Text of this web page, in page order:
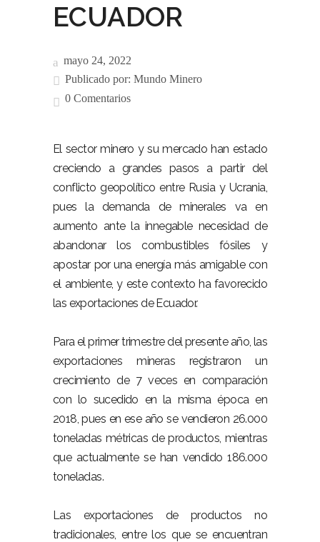
ECUADOR
mayo 24, 2022
Publicado por: Mundo Minero
0 Comentarios
El sector minero y su mercado han estado
creciendo a grandes pasos a partir del
conflicto geopolítico entre Rusia y Ucrania,
pues la demanda de minerales va en
aumento ante la innegable necesidad de
abandonar los combustibles fósiles y
apostar por una energía más amigable con
el ambiente, y este contexto ha favorecido
las exportaciones de Ecuador.
Para el primer trimestre del presente año, las
exportaciones mineras registraron un
crecimiento de 7 veces en comparación
con lo sucedido en la misma época en
2018, pues en ese año se vendieron 26.000
toneladas métricas de productos, mientras
que actualmente se han vendido 186.000
toneladas.
Las exportaciones de productos no
tradicionales, entre los que se encuentran